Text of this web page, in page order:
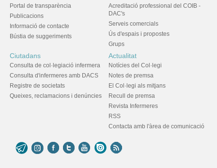
Portal de transparència
Publicacions
Informació de contacte
Bústia de suggeriments
Acreditació professional del COIB -
DAC's
Serveis comercials
Ús d'espais i propostes
Grups
Ciutadans
Consulta de col·legiació infermera
Consulta d'infermeres amb DACS
Registre de societats
Queixes, reclamacions i denúncies
Actualitat
Notícies del Col·legi
Notes de premsa
El Col·legi als mitjans
Recull de premsa
Revista Infermeres
RSS
Contacta amb l'àrea de comunicació